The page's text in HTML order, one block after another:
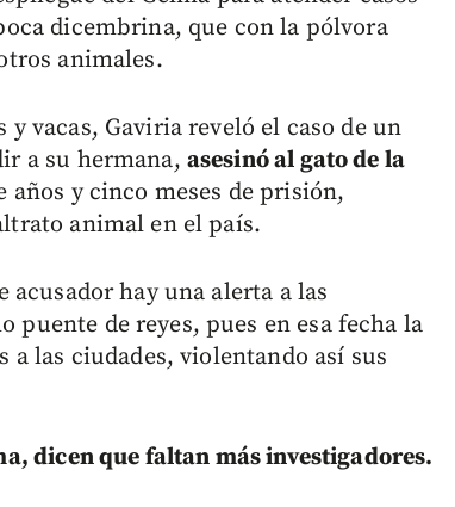
dicembrina, que con la pólvora
animales.
vacas, Gaviria reveló el caso de un
a su hermana, asesinó al gato de la
años y cinco meses de prisión,
animal en el país.
acusador hay una alerta a las
puente de reyes, pues en esa fecha la
las ciudades, violentando así sus
dicen que faltan más investigadores.